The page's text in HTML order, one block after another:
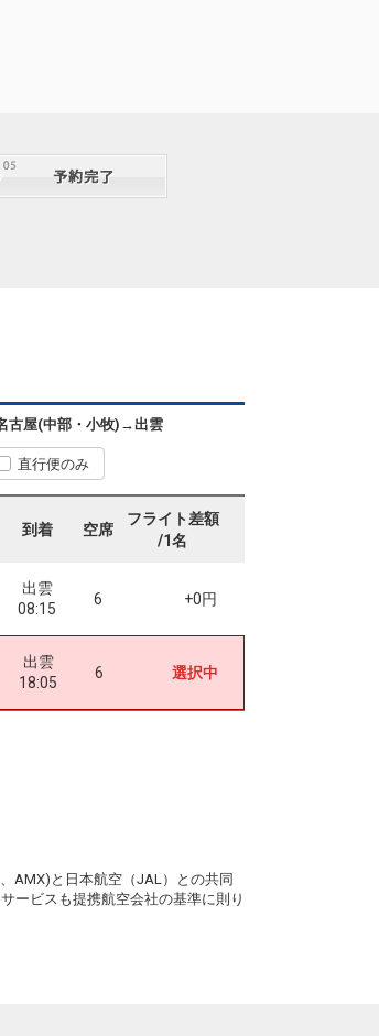
古屋(中部・小牧)→出雲
直行便のみ
到着 空席
フライト差額
/1名
出雲
08:15
6 +0円
出雲
18:05
6 選択中
AMX)と日本航空（JAL）との共同
ービスも提携航空会社の基準に則り